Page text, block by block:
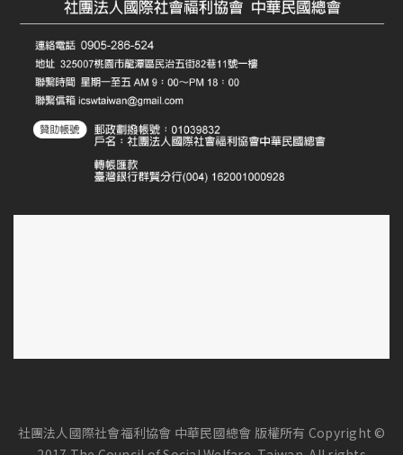
社團法人國際社會福利協會 中華民國總會 版權所有 Copyright ©